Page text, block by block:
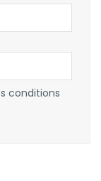
conditions